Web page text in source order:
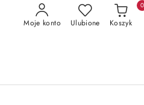
Moje konto Ulubione Koszyk
0